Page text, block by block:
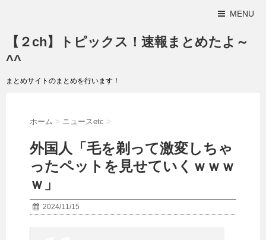
MENU
【２ch】トピックス！速報まとめたよ～
^^
まとめサイトのまとめを行います！
ホーム > ニュースetc >
外国人「毛を剃って激変しちゃ
ったペットを見せていくｗｗｗ
ｗ」
2024/11/15